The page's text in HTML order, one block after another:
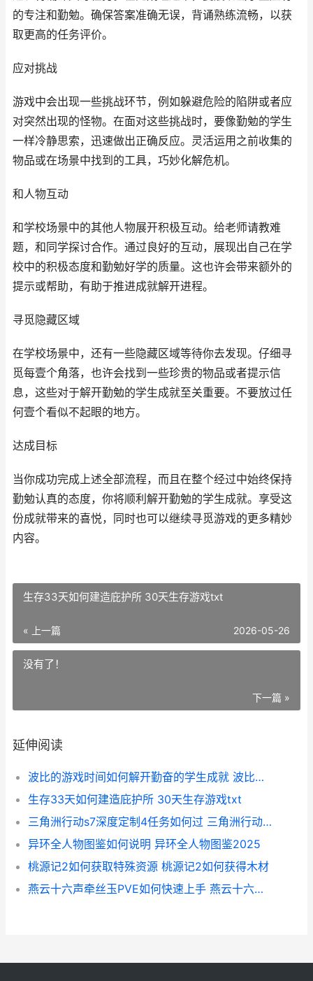
的专注和勤勉。确保答案准确无误，背诵熟练流畅，以获
取更高的任务评价。
应对挑战
游戏中会出现一些挑战环节，例如躲避危险的陷阱或者应
对突然出现的怪物。在面对这些挑战时，要像勤勉的学生
一样冷静思索，迅速做出正确反应。灵活运用之前收集的
物品或在场景中找到的工具，巧妙化解危机。
和人物互动
和学校场景中的其他人物展开积极互动。给老师请教难
题，和同学探讨合作。通过良好的互动，展现出自己在学
校中的积极态度和勤勉好学的质量。这也许会带来额外的
提示或帮助，有助于推进成就解开进程。
寻觅隐藏区域
在学校场景中，还有一些隐藏区域等待你去发现。仔细寻
觅每壹个角落，也许会找到一些珍贵的物品或者提示信
息，这些对于解开勤勉的学生成就至关重要。不要放过任
何壹个看似不起眼的地方。
达成目标
当你成功完成上述全部流程，而且在整个经过中始终保持
勤勉认真的态度，你将顺利解开勤勉的学生成就。享受这
份成就带来的喜悦，同时也可以继续寻觅游戏的更多精妙
内容。
生存33天如何建造庇护所 30天生存游戏txt
« 上一篇 2026-05-26
没有了！
下一篇 »
延伸阅读
波比的游戏时间如何解开勤奋的学生成就 波比的游戏时间第五章
生存33天如何建造庇护所 30天生存游戏txt
三角洲行动s7深度定制4任务如何过 三角洲行动S7深蓝改动
异环全人物图鉴如何说明 异环全人物图鉴2025
桃源记2如何获取特殊资源 桃源记2如何获得木材
燕云十六声牵丝玉PVE如何快速上手 燕云十六声牵丝玉毕业面板